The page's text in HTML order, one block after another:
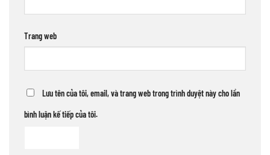
Trang web
Lưu tên của tôi, email, và trang web trong trình duyệt này cho lần
bình luận kế tiếp của tôi.